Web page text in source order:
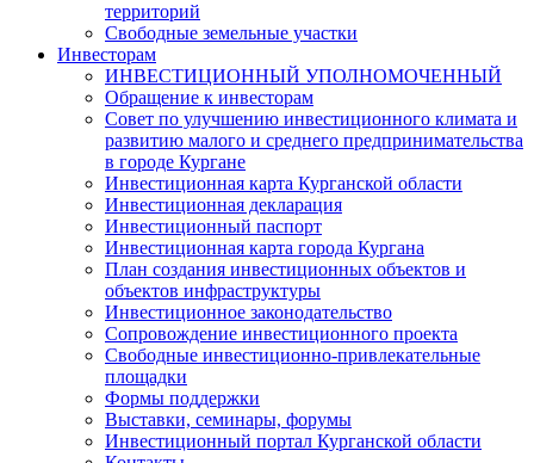
территорий
Свободные земельные участки
Инвесторам
ИНВЕСТИЦИОННЫЙ УПОЛНОМОЧЕННЫЙ
Обращение к инвесторам
Совет по улучшению инвестиционного климата и
развитию малого и среднего предпринимательства
в городе Кургане
Инвестиционная карта Курганской области
Инвестиционная декларация
Инвестиционный паспорт
Инвестиционная карта города Кургана
План создания инвестиционных объектов и
объектов инфраструктуры
Инвестиционное законодательство
Сопровождение инвестиционного проекта
Свободные инвестиционно-привлекательные
площадки
Формы поддержки
Выставки, семинары, форумы
Инвестиционный портал Курганской области